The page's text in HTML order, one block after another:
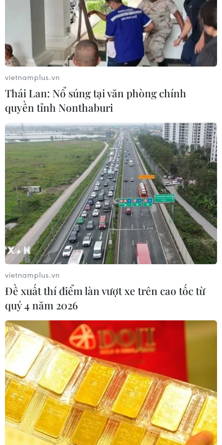
Kon Tum yêu cầu khẩn trương rà soát tình
trạng mất trộm Sâm Ngọc Linh
13/09/2024 12:47
Từ đầu năm 2024 đến nay, trên địa bàn tỉnh Kon Tum
xảy ra nhiều vụ mất trộm cây Sâm Ngọc Linh khiến
người trồng sâm lo lắng, đã có hàng trăm cây sâm từ 4-
10 năm tuổi bị nhổ trộm.
Kon Tum: Người trồng sâm Ngọc Linh lo
lắng vì nạn trộm cắp
29/08/2024 01:11
Liên tiếp các vụ trộm cắp sâm Ngọc Linh trồng trên rừng
vietnamplus.vn
Thái Lan: Nổ súng tại văn phòng chính
quyền tỉnh Nonthaburi
vietnamplus.vn
Đề xuất thí điểm làn vượt xe trên cao tốc từ
quý 4 năm 2026